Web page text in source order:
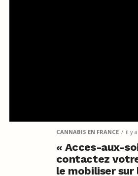
CANNABIS EN FRANCE il y
« Acces-aux-
contactez
le mobiliser sur